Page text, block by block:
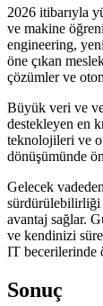
2026 itibarıyla
ve makine
engineering,
öne çıkan
çözümler ve
Büyük veri ve
destekleyen en
teknolojileri ve
dönüşümünde
Gelecek
sürdürülebilirliği
avantaj sağlar.
ve kendinizi
IT becerilerinde
Sonuç